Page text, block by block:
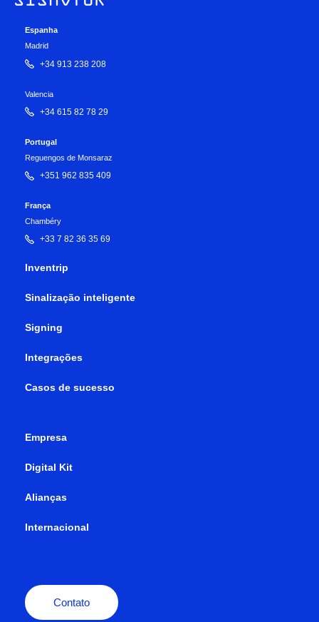
Espanha
Madrid
+34 913 238 208
Valencia
+34 615 82 78 29
Portugal
Reguengos de Monsaraz
+351 962 835 409
França
Chambéry
+33 7 82 36 35 69
Inventrip
Sinalização inteligente
Signing
Integrações
Casos de sucesso
Empresa
Digital Kit
Alianças
Internacional
Contato